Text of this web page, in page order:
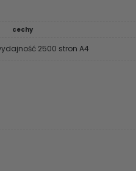
cechy
2500 stron A4